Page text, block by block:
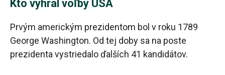
Kto vyhral voľby USA
Prvým americkým prezidentom bol v roku 1789
George Washington. Od tej doby sa na poste
prezidenta vystriedalo ďalších 41 kandidátov.